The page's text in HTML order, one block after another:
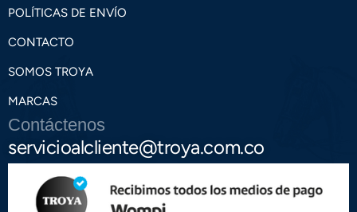
POLÍTICAS DE ENVÍO
CONTACTO
SOMOS TROYA
MARCAS
Contáctenos
servicioalcliente@troya.com.co